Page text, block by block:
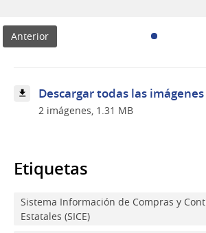
Anterior
Descargar todas las
2 imágenes, 1.31 MB
Etiquetas
Sistema Información de Compras y
Estatales (SICE)